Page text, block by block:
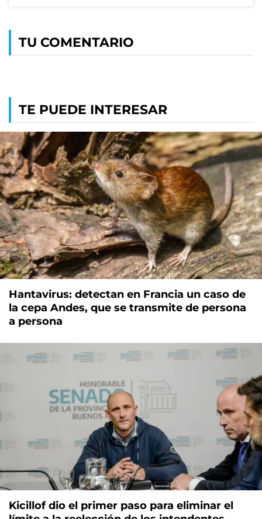
TU COMENTARIO
TE PUEDE INTERESAR
Hantavirus: detectan en Francia un caso de
la cepa Andes, que se transmite de persona
a persona
Kicillof dio el primer paso para eliminar el